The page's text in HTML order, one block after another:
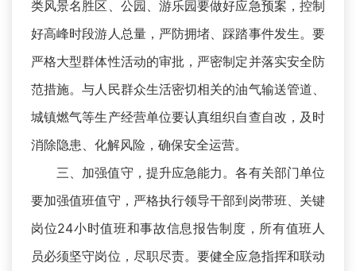
类风景名胜区、公园、游乐园要做好应急预案，控制
好高峰时段游人总量，严防拥堵、踩踏事件发生。要
严格大型群体性活动的审批，严密制定并落实安全防
范措施。与人民群众生活密切相关的油气输送管道、
城镇燃气等生产经营单位要认真组织自查自改，及时
消除隐患、化解风险，确保安全运营。
三、加强值守，提升应急能力。各有关部门单位
要加强值班值守，严格执行领导干部到岗带班、关键
岗位24小时值班和事故信息报告制度，所有值班人
员必须坚守岗位，尽职尽责。要健全应急指挥和联动